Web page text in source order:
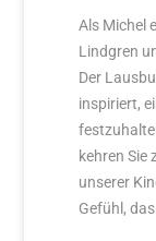
Als Michel
Lindgren
Der
inspiriert,
kehren Sie
unserer
Gefühl,